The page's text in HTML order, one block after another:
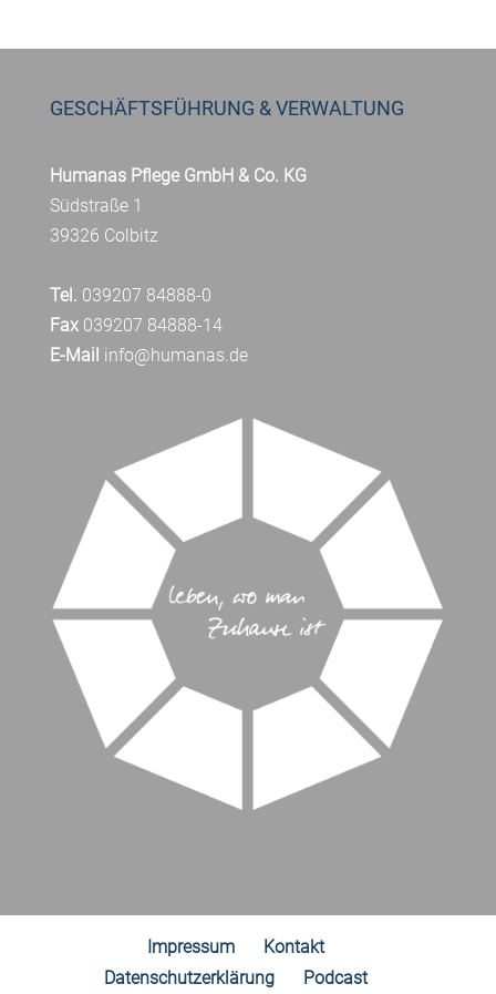
GESCHÄFTSFÜHRUNG & VERWALTUNG
Humanas Pflege GmbH & Co. KG
Südstraße 1
39326 Colbitz
Tel. 039207 84888-0
Fax039207 84888-14
E-Mail info@humanas.de
Impressum
Kontakt
Datenschutzerklärung
Podcast